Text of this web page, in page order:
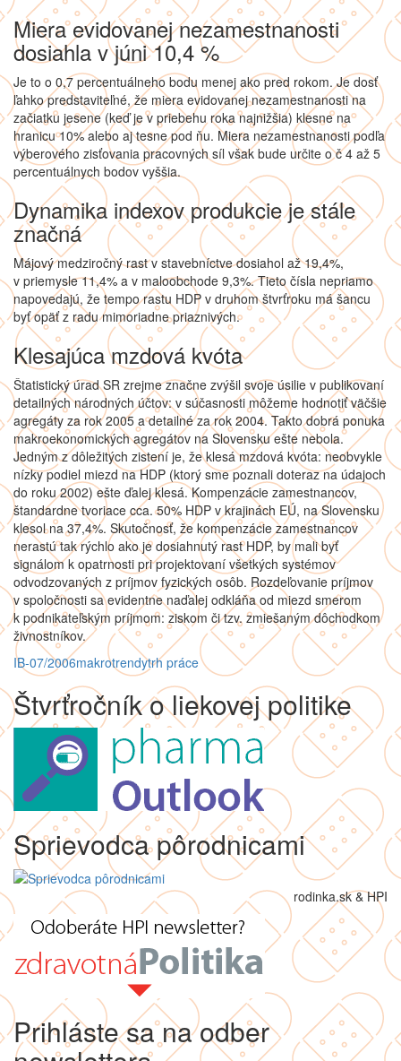
Miera evidovanej nezamestnanosti
dosiahla v júni 10,4 %
Je to o 0,7 percentuálneho bodu menej ako pred rokom. Je dosť
ľahko predstaviteľné, že miera evidovanej nezamestnanosti na
začiatku jesene (keď je v priebehu roka najnižšia) klesne na
hranicu 10% alebo aj tesne pod ňu. Miera nezamestnanosti podľa
výberového zisťovania pracovných síl však bude určite o č 4 až 5
percentuálnych bodov vyššia.
Dynamika indexov produkcie je stále
značná
Májový medziročný rast v stavebníctve dosiahol až 19,4%,
v priemysle 11,4% a v maloobchode 9,3%. Tieto čísla nepriamo
napovedajú, že tempo rastu HDP v druhom štvrťroku má šancu
byť opäť z radu mimoriadne priaznivých.
Klesajúca mzdová kvóta
Štatistický úrad SR zrejme značne zvýšil svoje úsilie v publikovaní
detailných národných účtov: v súčasnosti môžeme hodnotiť väčšie
agregáty za rok 2005 a detailné za rok 2004. Takto dobrá ponuka
makroekonomických agregátov na Slovensku ešte nebola.
Jedným z dôležitých zistení je, že klesá mzdová kvóta: neobvykle
nízky podiel miezd na HDP (ktorý sme poznali doteraz na údajoch
do roku 2002) ešte ďalej klesá. Kompenzácie zamestnancov,
štandardne tvoriace cca. 50% HDP v krajinách EÚ, na Slovensku
klesol na 37,4%. Skutočnosť, že kompenzácie zamestnancov
nerastú tak rýchlo ako je dosiahnutý rast HDP, by mali byť
signálom k opatrnosti pri projektovaní všetkých systémov
odvodzovaných z príjmov fyzických osôb. Rozdeľovanie príjmov
v spoločnosti sa evidentne naďalej odkláňa od miezd smerom
k podnikateľským príjmom: ziskom či tzv. zmiešaným dôchodkom
živnostníkov.
IB-07/2006makrotrendytrh práce
Štvrťročník o liekovej politike
Sprievodca pôrodnicami
rodinka.sk & HPI
Prihláste sa na odber